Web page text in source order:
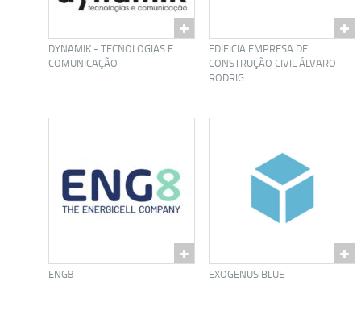
DYNAMIK - TECNOLOGIAS E
COMUNICAÇÃO
EDIFICIA EMPRESA DE
CONSTRUÇÃO CIVIL ÁLVARO
RODRIG...
ENG8 EXOGENUS BLUE